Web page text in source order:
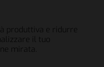
produttiva e ridurre
il tuo
mirata.